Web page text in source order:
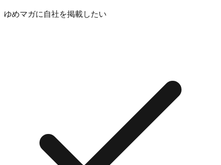
ゆめマガに自社を掲載したい